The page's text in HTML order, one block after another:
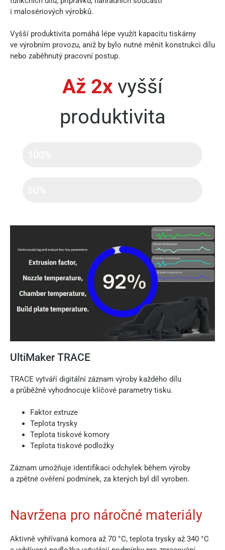
i malosériových výrobků.
Vyšší produktivita pomáhá lépe využít kapacitu tiskárny
ve výrobním provozu, aniž by bylo nutné měnit konstrukci dílu
nebo zaběhnutý pracovní postup.
Až 2x vyšší
produktivita
UltiMaker TRACE
TRACE vytváří digitální záznam výroby každého dílu
a průběžně vyhodnocuje klíčové parametry tisku.
Faktor extruze
Teplota trysky
Teplota tiskové komory
Teplota tiskové podložky
Záznam umožňuje identifikaci odchylek během výroby
a zpětné ověření podmínek, za kterých byl díl vyroben.
Navržena pro náročné materiály
Aktivně vyhřívaná komora až 70 °C, teplota trysky až 340 °C